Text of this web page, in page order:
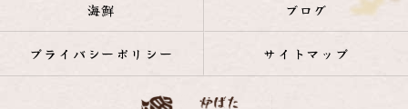
海鮮 ブログ
プライバシーポリシー サイトマップ